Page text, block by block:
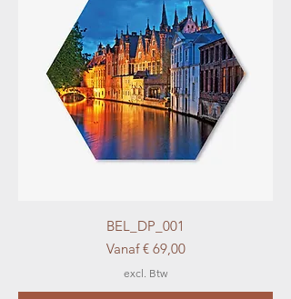
BEL_DP_001
Vanaf€ 69,00
Verkoopprijs
excl. Btw